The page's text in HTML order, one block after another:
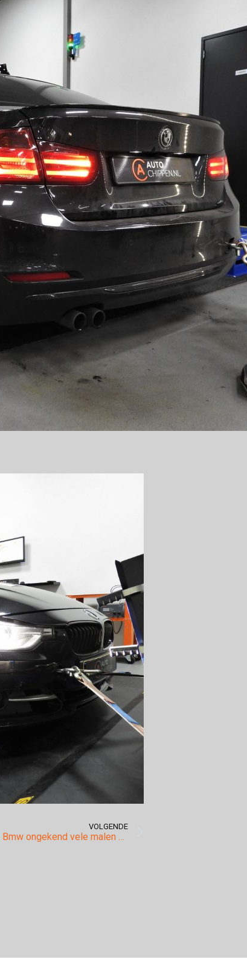
VOLGENDE
Na tuning rijdt deze Bmw ongekend vele malen beter dan voorheen.